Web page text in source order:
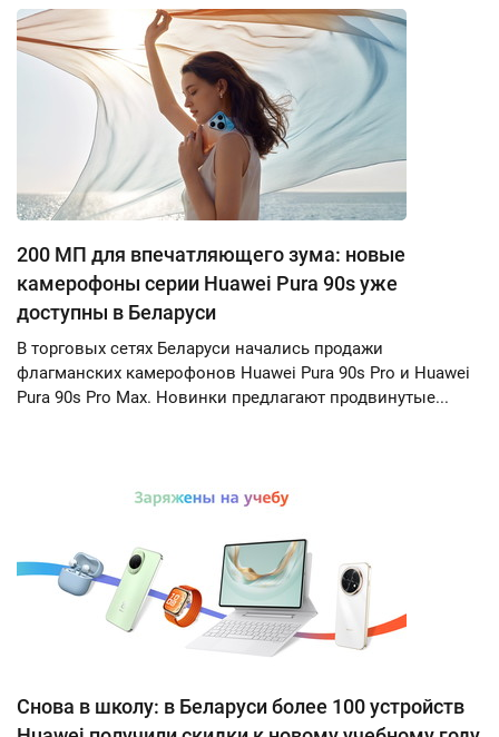
200 МП для впечатляющего зума: новые
камерофоны серии Huawei Pura 90s уже
доступны в Беларуси
В торговых сетях Беларуси начались продажи
флагманских камерофонов Huawei Pura 90s Pro и Huawei
Pura 90s Pro Max. Новинки предлагают продвинутые...
Снова в школу: в Беларуси более 100 устройств